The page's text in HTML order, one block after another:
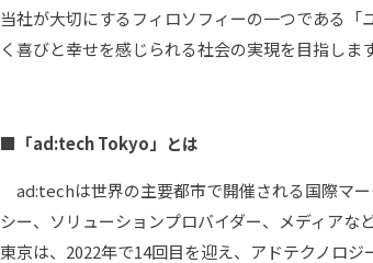
当社が大切にするフィロソフィーの一つである
く喜びと幸せを感じられる社会の実現を目指します
■「ad:tech Tokyo」とは
ad:techは世界の主要都市で開催される国際マ
シー、ソリューションプロバイダー、メディアな
東京は、2022年で14回目を迎え、アドテクノロ